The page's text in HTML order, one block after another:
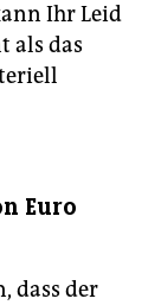
Ihr Leid
als das
Euro
dass der